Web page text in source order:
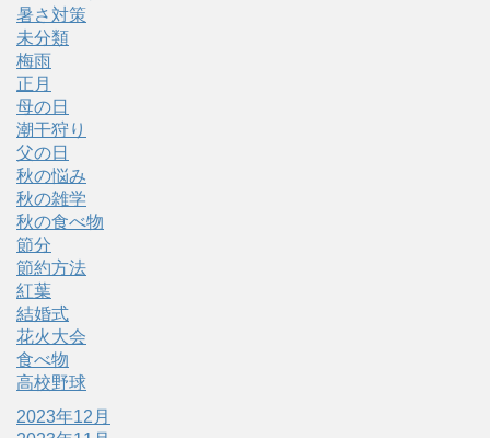
暑さ対策
未分類
梅雨
正月
母の日
潮干狩り
父の日
秋の悩み
秋の雑学
秋の食べ物
節分
節約方法
紅葉
結婚式
花火大会
食べ物
高校野球
2023年12月